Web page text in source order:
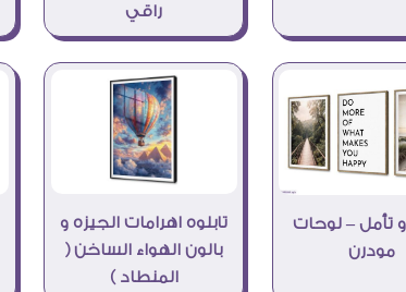
راقي
تأمل – لوحات
مودرن
تابلوه اهرامات الجيزه و
بالون الهواء الساخن (
المنطاد )